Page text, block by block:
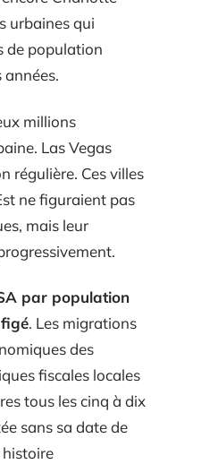
urbaines qui
de population
années.
millions
Las Vegas
régulière. Ces villes
ne figuraient pas
mais leur
par population
. Les migrations
des
fiscales locales
tous les cinq à dix
sans sa date de
histoire